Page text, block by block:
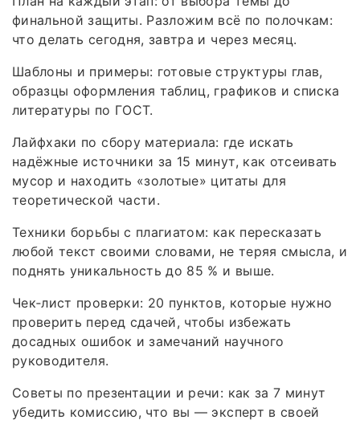
финальной защиты. Разложим всё по полочкам:
что делать сегодня, завтра и через месяц.
Шаблоны и примеры: готовые структуры глав,
образцы оформления таблиц, графиков и списка
литературы по ГОСТ.
Лайфхаки по сбору материала: где искать
надёжные источники за 15 минут, как отсеивать
мусор и находить «золотые» цитаты для
теоретической части.
Техники борьбы с плагиатом: как пересказать
любой текст своими словами, не теряя смысла, и
поднять уникальность до 85 % и выше.
Чек‑лист проверки: 20 пунктов, которые нужно
проверить перед сдачей, чтобы избежать
досадных ошибок и замечаний научного
руководителя.
Советы по презентации и речи: как за 7 минут
убедить комиссию, что вы — эксперт в своей